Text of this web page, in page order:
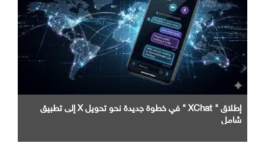
إطلاق " XChat " في خطوة جديدة نحو تحويل X إلى تطبيق
شامل